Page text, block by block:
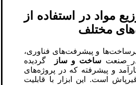
مواد در استفاده از
مختلف
و پیشرفت‌های فناوری،
صنعت ساخت و ساز
گردیده
و پیشرفته که در پروژه‌های
است. این ابزار با قابلیت